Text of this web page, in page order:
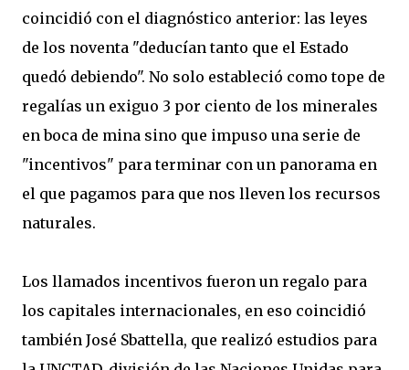
coincidió con el diagnóstico anterior: las leyes
de los noventa "deducían tanto que el Estado
quedó debiendo". No solo estableció como tope de
regalías un exiguo 3 por ciento de los minerales
en boca de mina sino que impuso una serie de
"incentivos" para terminar con un panorama en
el que pagamos para que nos lleven los recursos
naturales.
Los llamados incentivos fueron un regalo para
los capitales internacionales, en eso coincidió
también José Sbattella, que realizó estudios para